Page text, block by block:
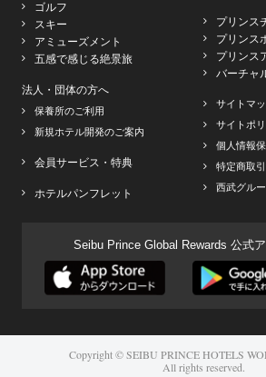
ゴルフ
スキー
アミューズメント
五感で感じる絶景旅
法人・団体の方へ
保養所のご利用
新規ホテル開発のご案内
会員サービス・特典
ホテルパンフレット
プリンス
プリンス
プリンス
バーチャ
サイトマ
サイトポ
個人情報
特定商取
西武グル
Seibu Prince Global Rewards 公式
Copyright © SEIBU PRINCE HOTELS
All rights reserved.